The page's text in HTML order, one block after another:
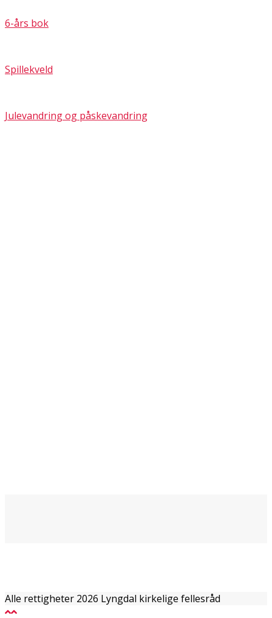
6-års bok
Spillekveld
Julevandring og påskevandring
Alle rettigheter 2026 Lyngdal kirkelige fellesråd